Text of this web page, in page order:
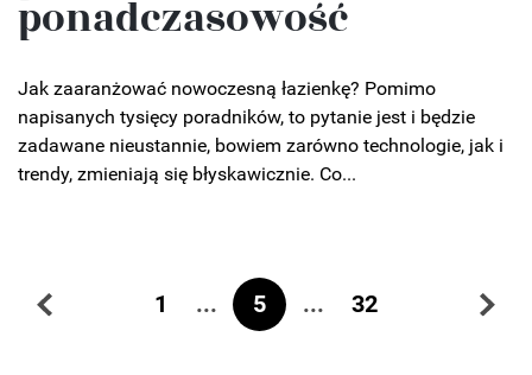
ponadczasowość
Jak zaaranżować nowoczesną łazienkę? Pomimo
napisanych tysięcy poradników, to pytanie jest i będzie
zadawane nieustannie, bowiem zarówno technologie, jak i
trendy, zmieniają się błyskawicznie. Co...
1 ... 5 ... 32